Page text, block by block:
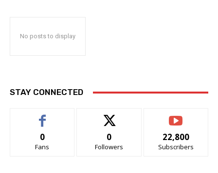
No posts to display
STAY CONNECTED
0
Fans
0
Followers
22,800
Subscribers